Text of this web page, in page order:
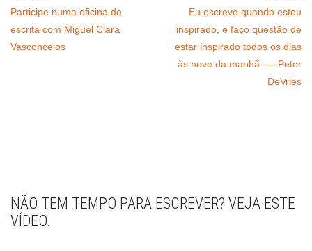
Participe numa oficina de
escrita com Miguel Clara
Vasconcelos
Eu escrevo quando estou
inspirado, e faço questão de
estar inspirado todos os dias
às nove da manhã. — Peter
DeVries
NÃO TEM TEMPO PARA ESCREVER? VEJA ESTE
VÍDEO.